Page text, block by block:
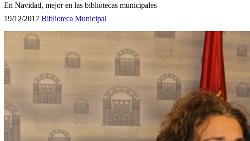
En Navidad, mejor en las bibliotecas municipales
19/12/2017 Biblioteca Municipal